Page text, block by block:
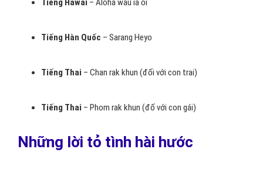
Tiếng Tây Ban Nha:Te quiero/Te amo (Phát âm khá giống
Querido hoặc chuchu
Tiếng Trung ( phổ thông) – Wo ai ni
Tiếng Hawai– Aloha wau ia oi